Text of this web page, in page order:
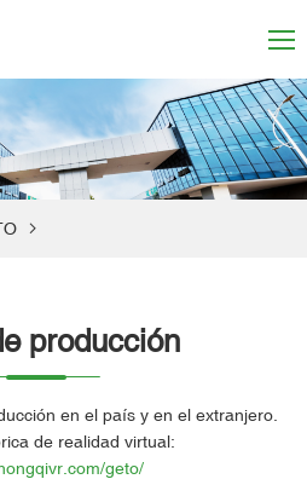
producción
en el país y en el extranjero.
de realidad virtual:
geto/